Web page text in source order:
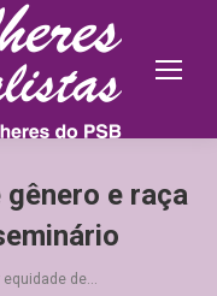
e raça
equidade de…